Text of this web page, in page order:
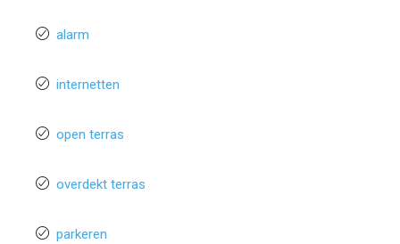
alarm
internetten
open terras
overdekt terras
parkeren